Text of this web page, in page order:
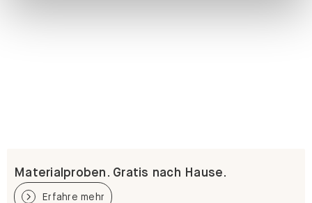
Materialproben. Gratis nach Hause.
Erfahre mehr